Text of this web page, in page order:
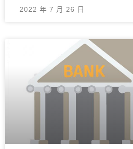
2022 年 7 月 26 日